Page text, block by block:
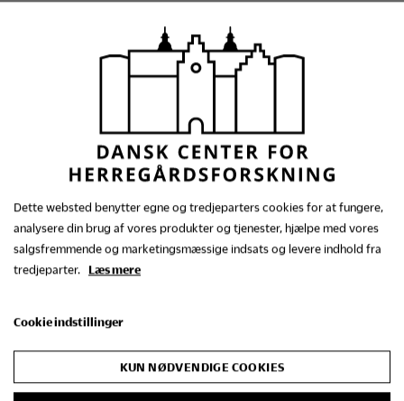
nyt liv i gamle bygninger
2005
Nybygt af gammel art:
herregårdsarkitektur i
Danmark 1830-1900
Dette websted benytter egne og tredjeparters cookies for at fungere,
analysere din brug af vores produkter og tjenester, hjælpe med vores
salgsfremmende og marketingsmæssige indsats og levere indhold fra
tredjeparter. Læs mere
Cookie indstillinger
KUN NØDVENDIGE COOKIES